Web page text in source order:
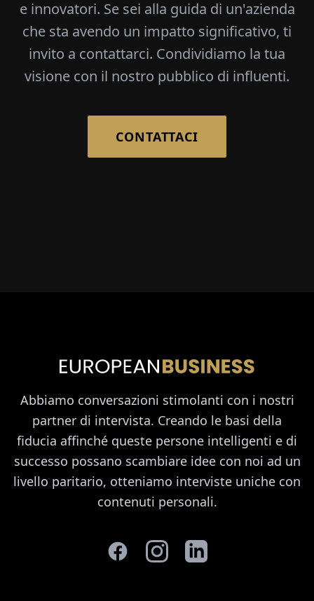
e innovatori. Se sei alla guida di un'azienda
che sta avendo un impatto significativo, ti
invito a contattarci. Condividiamo la tua
visione con il nostro pubblico di influenti.
CONTATTACI
Abbiamo conversazioni stimolanti con i nostri
partner di intervista. Creando le basi della
fiducia affinché queste persone intelligenti e di
successo possano scambiare idee con noi ad un
livello paritario, otteniamo interviste uniche con
contenuti personali.